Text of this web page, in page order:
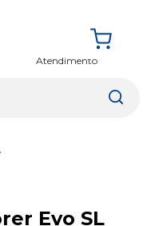
Atendimento
Evo SL